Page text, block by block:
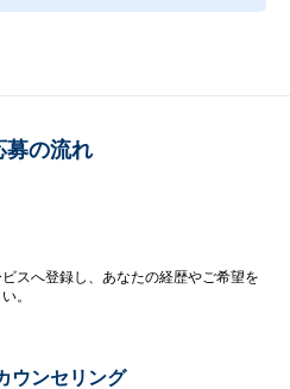
募の流れ
スへ登録し、あなたの経歴やご希望を
。
ウンセリング